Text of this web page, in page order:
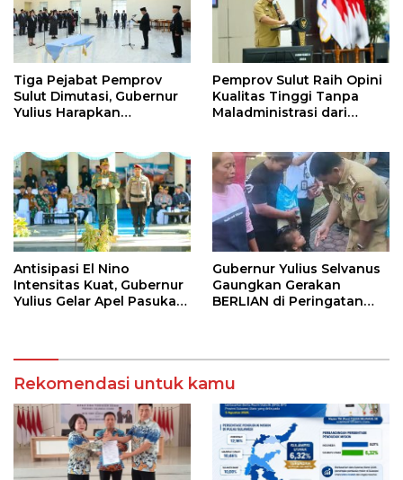
Tiga Pejabat Pemprov
Sulut Dimutasi, Gubernur
Yulius Harapkan
Pemprov Sulut Raih Opini
Kualitas Tinggi Tanpa
Maladministrasi dari
Antisipasi El Nino
Intensitas Kuat, Gubernur
Yulius Gelar Apel Pasukan
Gubernur Yulius Selvanus
Gaungkan Gerakan
BERLIAN di Peringatan
Rekomendasi untuk kamu